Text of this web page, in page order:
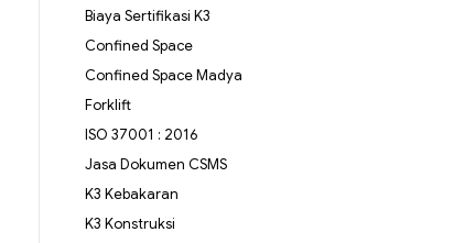
Biaya Sertifikasi K3
Confined Space
Confined Space Madya
Forklift
ISO 37001 : 2016
Jasa Dokumen CSMS
K3 Kebakaran
K3 Konstruksi